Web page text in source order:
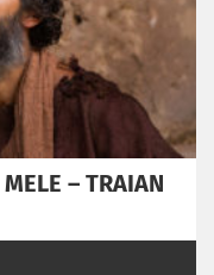
– TRAIAN